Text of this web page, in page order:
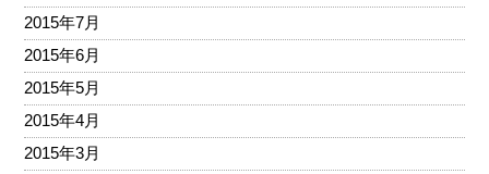
2015年7月
2015年6月
2015年5月
2015年4月
2015年3月